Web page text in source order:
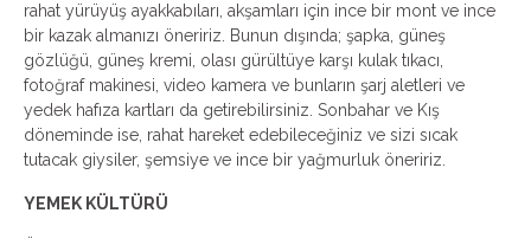
rahat yürüyüş ayakkabıları, akşamları için ince bir mont ve ince
bir kazak almanızı öneririz. Bunun dışında; şapka, güneş
gözlüğü, güneş kremi, olası gürültüye karşı kulak tıkacı,
fotoğraf makinesi, video kamera ve bunların şarj aletleri ve
yedek hafıza kartları da getirebilirsiniz. Sonbahar ve Kış
döneminde ise, rahat hareket edebileceğiniz ve sizi sıcak
tutacak giysiler, şemsiye ve ince bir yağmurluk öneririz.
YEMEK KÜLTÜRÜ